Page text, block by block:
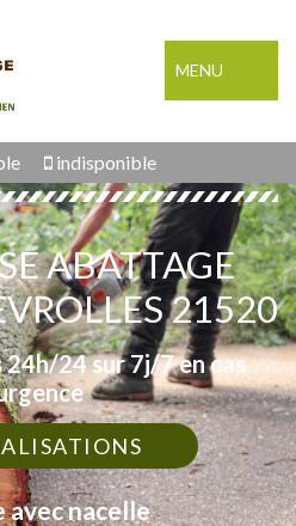
MENU
indisponible
ABATTAGE
21520
24 sur 7j/7 en cas
avec nacelle